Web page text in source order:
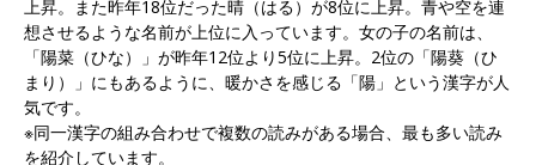
上昇。また昨年18位だった晴（はる）が8位に上昇。青や空を連
想させるような名前が上位に入っています。女の子の名前は、
「陽菜（ひな）」が昨年12位より5位に上昇。2位の「陽葵（ひ
まり）」にもあるように、暖かさを感じる「陽」という漢字が人
気です。
※同一漢字の組み合わせで複数の読みがある場合、最も多い読み
を紹介しています。